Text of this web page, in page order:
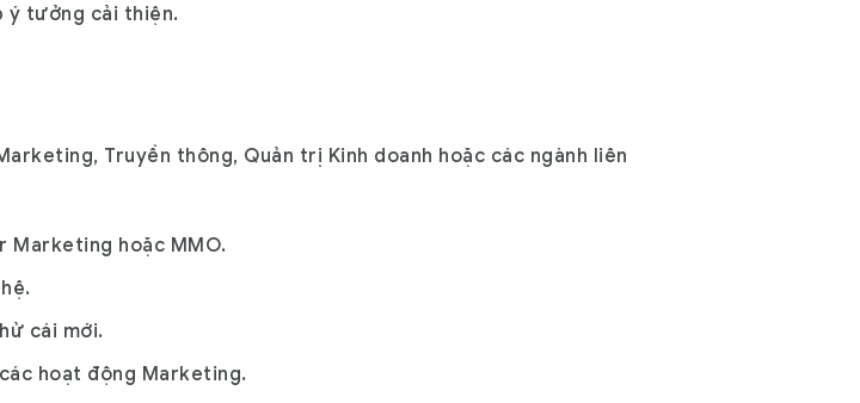
ý tưởng cải thiện.
Truyền thông, Quản trị Kinh doanh hoặc các ngành liên
Marketing hoặc MMO.
cái mới.
hoạt động Marketing.